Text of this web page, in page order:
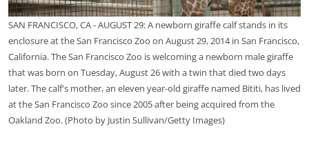
SAN FRANCISCO, CA - AUGUST 29: A newborn giraffe calf stands in its
enclosure at the San Francisco Zoo on August 29, 2014 in San Francisco,
California. The San Francisco Zoo is welcoming a newborn male giraffe
that was born on Tuesday, August 26 with a twin that died two days
later. The calf's mother, an eleven year-old giraffe named Bititi, has lived
at the San Francisco Zoo since 2005 after being acquired from the
Oakland Zoo. (Photo by Justin Sullivan/Getty Images)